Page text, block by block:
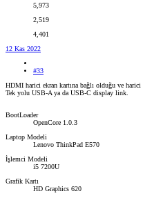
5,973
2,519
4,401
12 Kas 2022
#33
HDMI harici ekran kartına bağlı olduğu ve harici
Tek yolu USB-A ya da USB-C display link.
BootLoader
OpenCore 1.0.3
Laptop Modeli
Lenovo ThinkPad E570
İşlemci Modeli
i5 7200U
Grafik Kartı
HD Graphics 620